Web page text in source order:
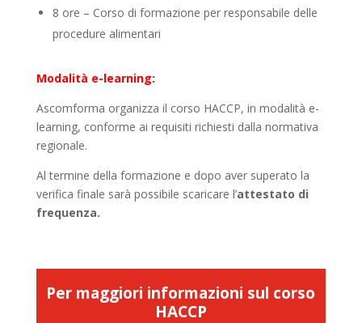
8 ore – Corso di formazione per responsabile delle
procedure alimentari
Modalità e-learning:
Ascomforma organizza il corso HACCP, in modalità e-
learning, conforme ai requisiti richiesti dalla normativa
regionale.
Al termine della formazione e dopo aver superato la
verifica finale sarà possibile scaricare l’attestato di
frequenza.
Per maggiori informazioni sul corso
HACCP